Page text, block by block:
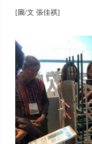
[圖/文 張佳祺]